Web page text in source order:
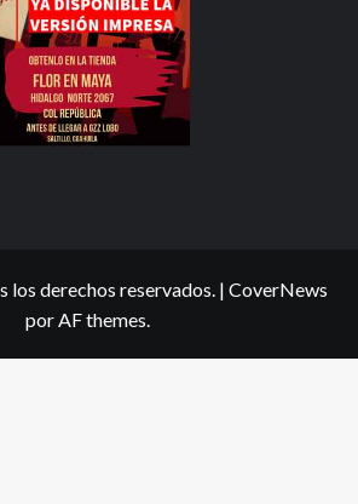
derechos reservados. | CoverNews
por AF themes.